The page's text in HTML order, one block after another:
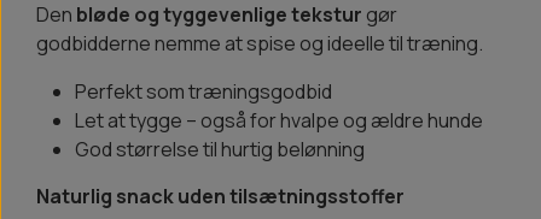
Den bløde og tyggevenlige tekstur gør
godbidderne nemme at spise og ideelle til træning.
Perfekt som træningsgodbid
Let at tygge – også for hvalpe og ældre hunde
God størrelse til hurtig belønning
Naturlig snack uden tilsætningsstoffer